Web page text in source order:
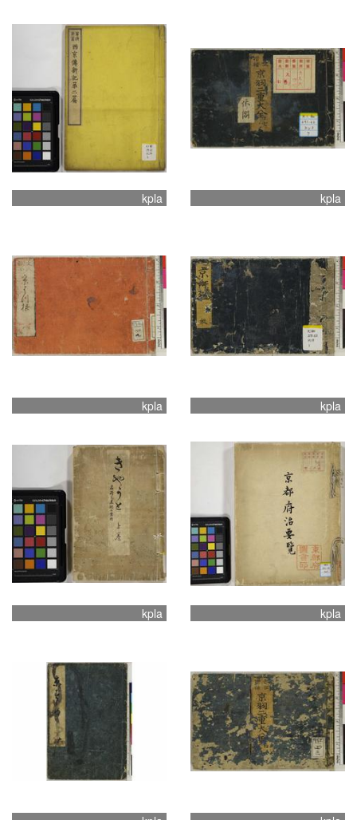
kpla kpla
kpla kpla
kpla kpla